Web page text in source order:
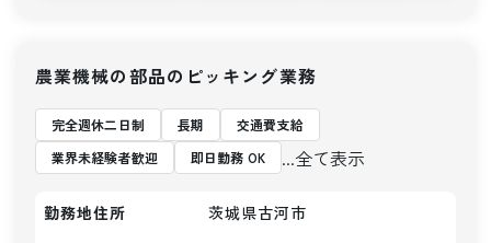
農業機械の部品のピッキング業務
完全週休二日制 長期
交通費支給
業界未経験者歓迎
即日勤務 OK ...全て表示
勤務地住所
茨城県古河市